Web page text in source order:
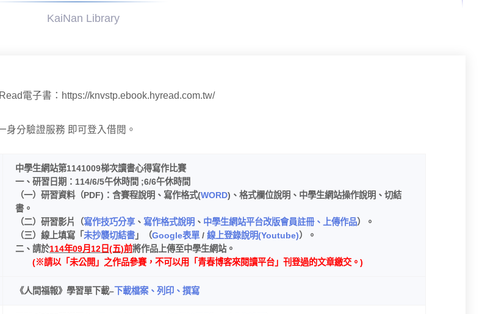
KaiNan Library
電子書：https://knvstp.ebook.hyread.com.tw/
身分驗證服務 即可登入借閱。
中學生網站第1141009梯次讀書心得寫作比賽
一、研習日期：114/6/5午休時間 ;6/6午休時間
（一）研習資料（PDF)：含賽程說明、寫作格式(WORD)、格式欄位說明、中學生網站操作說明、切結
書。
（二）研習影片（寫作技巧分享、 寫作格式說明 、 中學生網站平台改版會員註冊、上傳作品）。
（三）線上填寫「 未抄襲切結書」（Google表單/ 線上登錄說明(Youtube)）。
二、請於114年09月12日(五)前將作品上傳至中學生網站。
(※請以「未公開」之作品參賽，不可以用「青春博客來閱讀平台」刊登過的文章繳交。)
《人間福報》學習單下載–下載檔案、列印、撰寫